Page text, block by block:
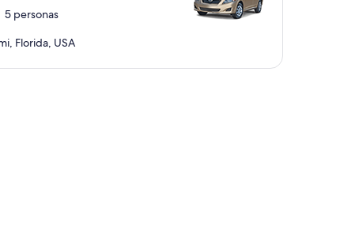
5 personas
Florida, USA